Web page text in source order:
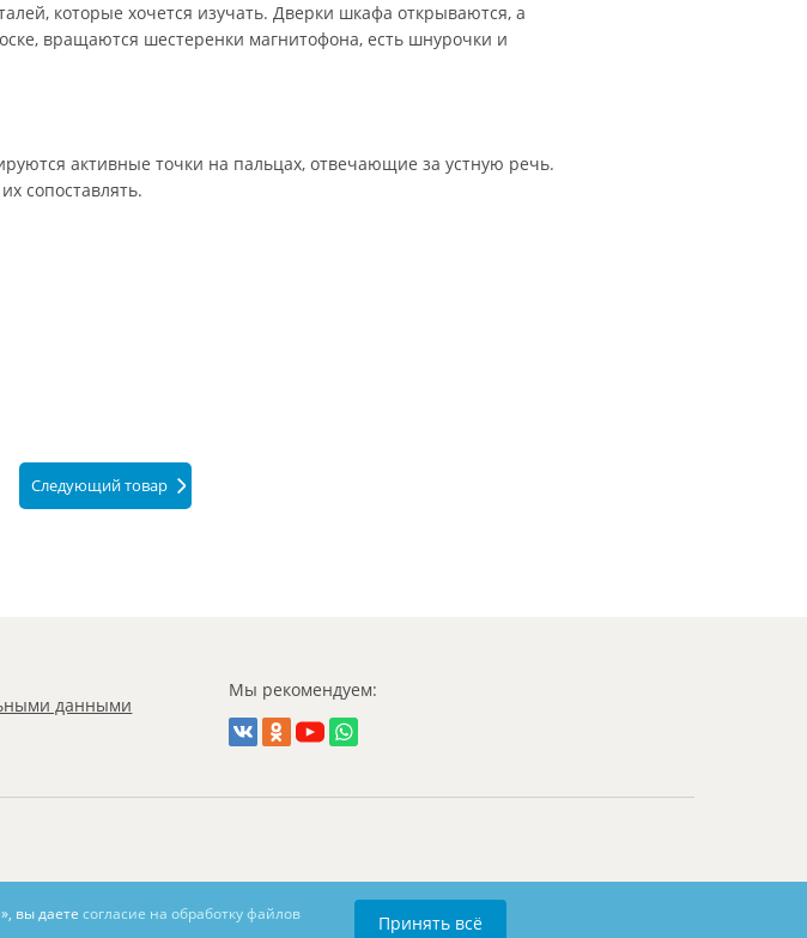
которые хочется изучать. Дверки шкафа открываются, а
вращаются шестеренки магнитофона, есть шнурочки и
активные точки на пальцах, отвечающие за устную речь.
сопоставлять.
Следующий товар
данными
Мы рекомендуем:
вы даете согласие на обработку файлов Принять всё